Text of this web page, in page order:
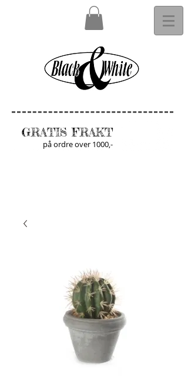
GRATIS FRAKT
på ordre over 1000,-